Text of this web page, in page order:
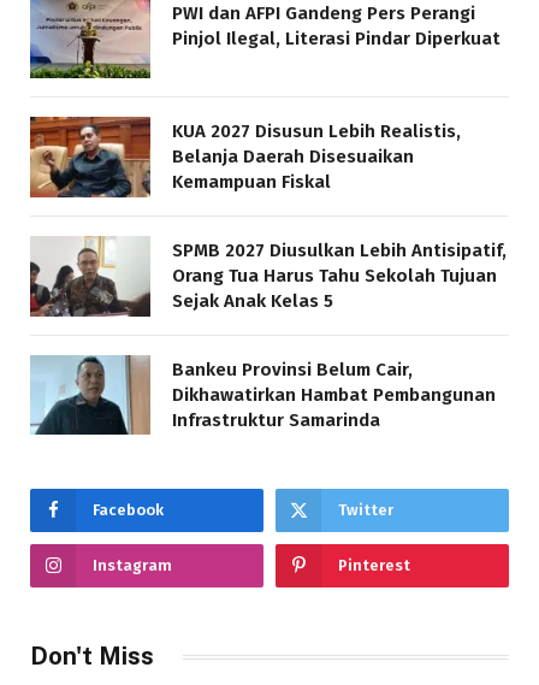
PWI dan AFPI Gandeng Pers Perangi
Pinjol Ilegal, Literasi Pindar Diperkuat
KUA 2027 Disusun Lebih Realistis,
Belanja Daerah Disesuaikan
Kemampuan Fiskal
SPMB 2027 Diusulkan Lebih Antisipatif,
Orang Tua Harus Tahu Sekolah Tujuan
Sejak Anak Kelas 5
Bankeu Provinsi Belum Cair,
Dikhawatirkan Hambat Pembangunan
Infrastruktur Samarinda
Facebook Twitter
Instagram Pinterest
Don't Miss